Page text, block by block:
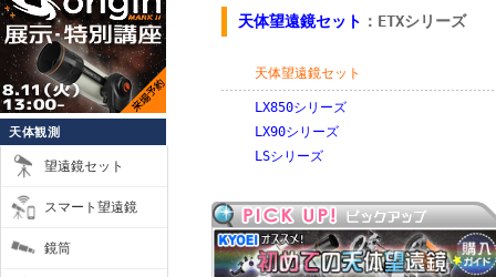
天体観測
望遠鏡セット
スマート望遠鏡
鏡筒
天体望遠鏡セット ：ETXシリーズ
天体望遠鏡セット
LX850シリーズ
LX90シリーズ
LSシリーズ